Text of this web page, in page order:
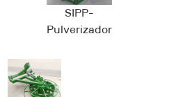
SIPP-
Pulverizador